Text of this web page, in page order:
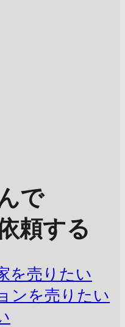
で
頼する
を売りたい
ンを売りたい